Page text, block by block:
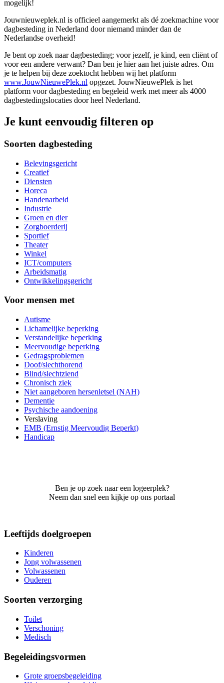
mogelijk!
Jouwnieuweplek.nl is officieel aangemerkt als dé zoekmachine voor
dagbesteding in Nederland door niemand minder dan de
Nederlandse overheid!
Je bent op zoek naar dagbesteding; voor jezelf, je kind, een cliënt of
voor een andere verwant? Dan ben je hier aan het juiste adres. Om
je te helpen bij deze zoektocht hebben wij het platform
www.JouwNieuwePlek.nl opgezet. JouwNieuwePlek is het
platform voor dagbesteding en begeleid werk met meer als 4000
dagbestedingslocaties door heel Nederland.
Je kunt eenvoudig filteren op
Soorten dagbesteding
Belevingsgericht
Creatief
Diensten
Horeca
Handenarbeid
Industrie
Groen en dier
Zorgboerderij
Sportief
Theater
Winkel
ICT/computers
Arbeidsmatig
Ontwikkelingsgericht
Voor mensen met
Autisme
Lichamelijke beperking
Verstandelijke beperking
Meervoudige beperking
Gedragsproblemen
Doof/slechthorend
Blind/slechtziend
Chronisch ziek
Niet aangeboren hersenletsel (NAH)
Dementie
Psychische aandoening
Verslaving
EMB (Ernstig Meervoudig Beperkt)
Handicap
Ben je op zoek naar een logeerplek?
Neem dan snel een kijkje op ons portaal
Leeftijds doelgroepen
Kinderen
Jong volwassenen
Volwassenen
Ouderen
Soorten verzorging
Toilet
Verschoning
Medisch
Begeleidingsvormen
Grote groepsbegeleiding